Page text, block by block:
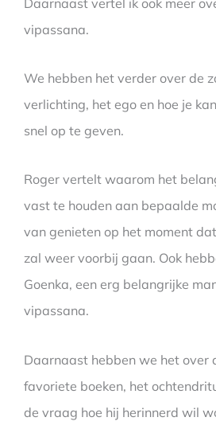
vipassana.
We hebben het verder over de
verlichting, het ego en hoe je
snel op te geven.
Roger vertelt waarom het
vast te houden aan bepaalde
van genieten op het moment
zal weer voorbij gaan. Ook
Goenka, een erg belangrijke
vipassana.
Daarnaast hebben we het over
favoriete boeken, het
de vraag hoe hij herinnerd wil